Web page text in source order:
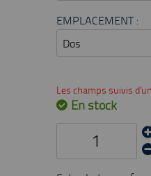
EMPLACEMENT :
Les champs suivis
En stock